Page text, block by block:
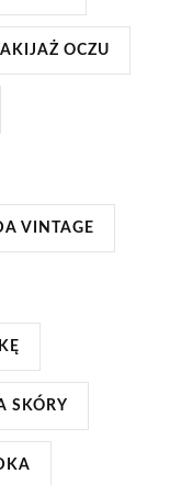
OCZU
VINTAGE
SKÓRY